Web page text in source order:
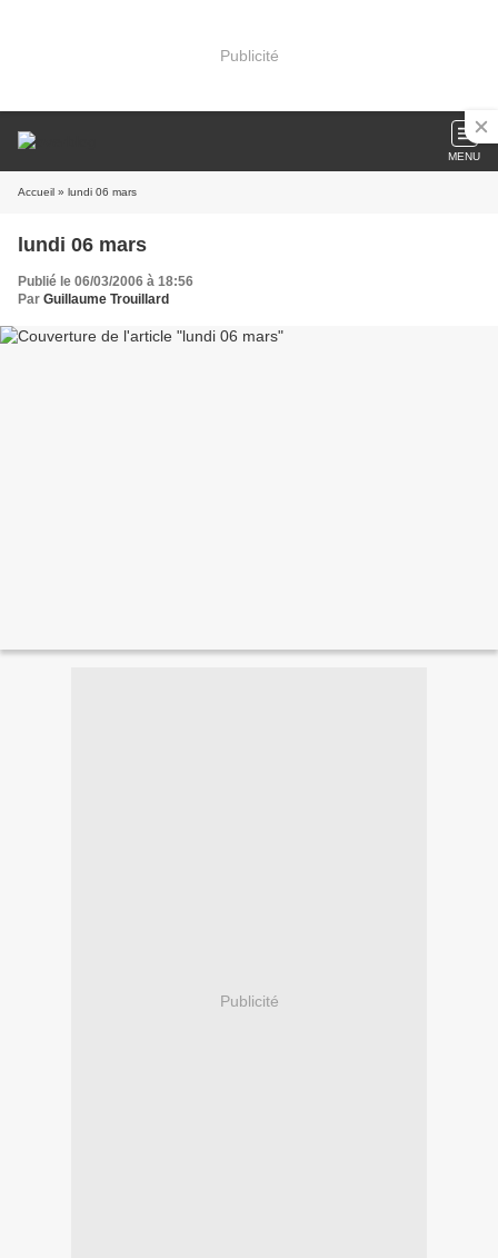
Publicité
MENU
Accueil » lundi 06 mars
lundi 06 mars
Publié le 06/03/2006 à 18:56
Par Guillaume Trouillard
Publicité